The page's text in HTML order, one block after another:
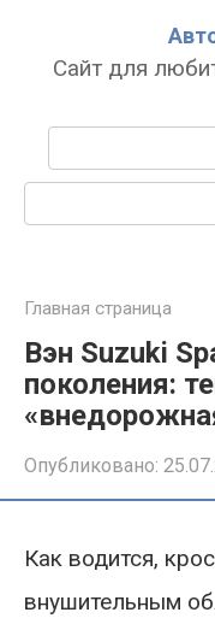
Сайт для
Главная страница
Вэн Suzuki
поколения:
Опубликовано:
Как водится,
внушительным